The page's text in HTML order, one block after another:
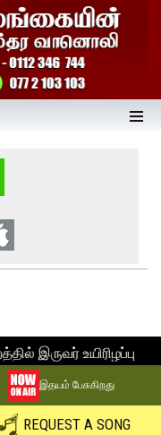
இதயம் பேசுகிறது
REQUEST A SONG